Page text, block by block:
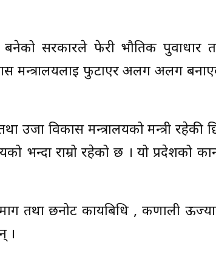
बनेको सरकारले फेरी भौतिक पुर्वाधार
मन्त्रालयलाई फुटाएर अलग अलग
उर्जा विकास मन्त्रालयको मन्त्री रहेकी
भन्दा राम्रो रहेको छ । यो प्रदेशको
तथा छनोट कार्यबिधि , कर्णाली
।